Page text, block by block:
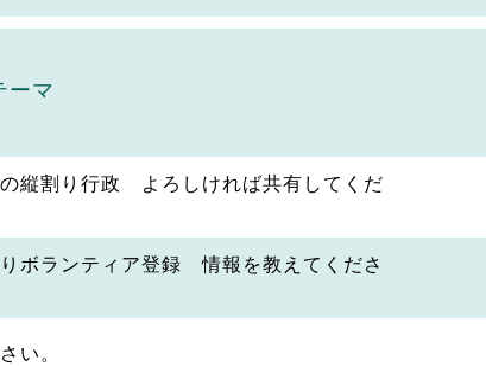
ーマ
縦割り行政 よろしければ共有してくだ
ボランティア登録 情報を教えてくださ
い。